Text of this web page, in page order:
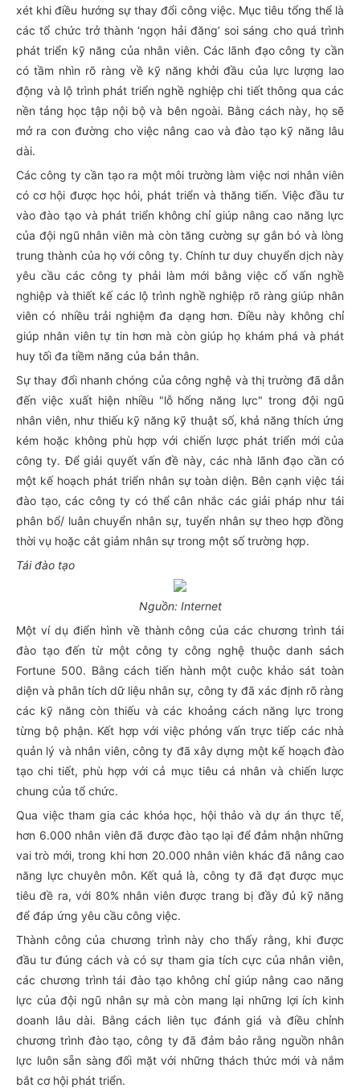
xét khi điều hướng sự thay đổi công việc. Mục tiêu tổng thể là
các tổ chức trở thành ‘ngọn hải đăng’ soi sáng cho quá trình
phát triển kỹ năng của nhân viên. Các lãnh đạo công ty cần
có tầm nhìn rõ ràng về kỹ năng khởi đầu của lực lượng lao
động và lộ trình phát triển nghề nghiệp chi tiết thông qua các
nền tảng học tập nội bộ và bên ngoài. Bằng cách này, họ sẽ
mở ra con đường cho việc nâng cao và đào tạo kỹ năng lâu
dài.
Các công ty cần tạo ra một môi trường làm việc nơi nhân viên
có cơ hội được học hỏi, phát triển và thăng tiến. Việc đầu tư
vào đào tạo và phát triển không chỉ giúp nâng cao năng lực
của đội ngũ nhân viên mà còn tăng cường sự gắn bó và lòng
trung thành của họ với công ty. Chính tư duy chuyển dịch này
yêu cầu các công ty phải làm mới bằng việc cố vấn nghề
nghiệp và thiết kế các lộ trình nghề nghiệp rõ ràng giúp nhân
viên có nhiều trải nghiệm đa dạng hơn. Điều này không chỉ
giúp nhân viên tự tin hơn mà còn giúp họ khám phá và phát
huy tối đa tiềm năng của bản thân.
Sự thay đổi nhanh chóng của công nghệ và thị trường đã dẫn
đến việc xuất hiện nhiều "lỗ hổng năng lực" trong đội ngũ
nhân viên, như thiếu kỹ năng kỹ thuật số, khả năng thích ứng
kém hoặc không phù hợp với chiến lược phát triển mới của
công ty. Để giải quyết vấn đề này, các nhà lãnh đạo cần có
một kế hoạch phát triển nhân sự toàn diện. Bên cạnh việc tái
đào tạo, các công ty có thể cân nhắc các giải pháp như tái
phân bổ/ luân chuyển nhân sự, tuyển nhân sự theo hợp đồng
thời vụ hoặc cắt giảm nhân sự trong một số trường hợp.
Tái đào tạo
Nguồn: Internet
Một ví dụ điển hình về thành công của các chương trình tái
đào tạo đến từ một công ty công nghệ thuộc danh sách
Fortune 500. Bằng cách tiến hành một cuộc khảo sát toàn
diện và phân tích dữ liệu nhân sự, công ty đã xác định rõ ràng
các kỹ năng còn thiếu và các khoảng cách năng lực trong
từng bộ phận. Kết hợp với việc phỏng vấn trực tiếp các nhà
quản lý và nhân viên, công ty đã xây dựng một kế hoạch đào
tạo chi tiết, phù hợp với cả mục tiêu cá nhân và chiến lược
chung của tổ chức.
Qua việc tham gia các khóa học, hội thảo và dự án thực tế,
hơn 6.000 nhân viên đã được đào tạo lại để đảm nhận những
vai trò mới, trong khi hơn 20.000 nhân viên khác đã nâng cao
năng lực chuyên môn. Kết quả là, công ty đã đạt được mục
tiêu đề ra, với 80% nhân viên được trang bị đầy đủ kỹ năng
để đáp ứng yêu cầu công việc.
Thành công của chương trình này cho thấy rằng, khi được
đầu tư đúng cách và có sự tham gia tích cực của nhân viên,
các chương trình tái đào tạo không chỉ giúp nâng cao năng
lực của đội ngũ nhân sự mà còn mang lại những lợi ích kinh
doanh lâu dài. Bằng cách liên tục đánh giá và điều chỉnh
chương trình đào tạo, công ty đã đảm bảo rằng nguồn nhân
lực luôn sẵn sàng đối mặt với những thách thức mới và nắm
bắt cơ hội phát triển.